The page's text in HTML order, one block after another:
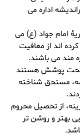
اداره می
امام جواد (ع) می
اند از معافیت
تحت پوشش هستند
مستحق شناخته
از تحصیل محروم
بهتر و روشن تر